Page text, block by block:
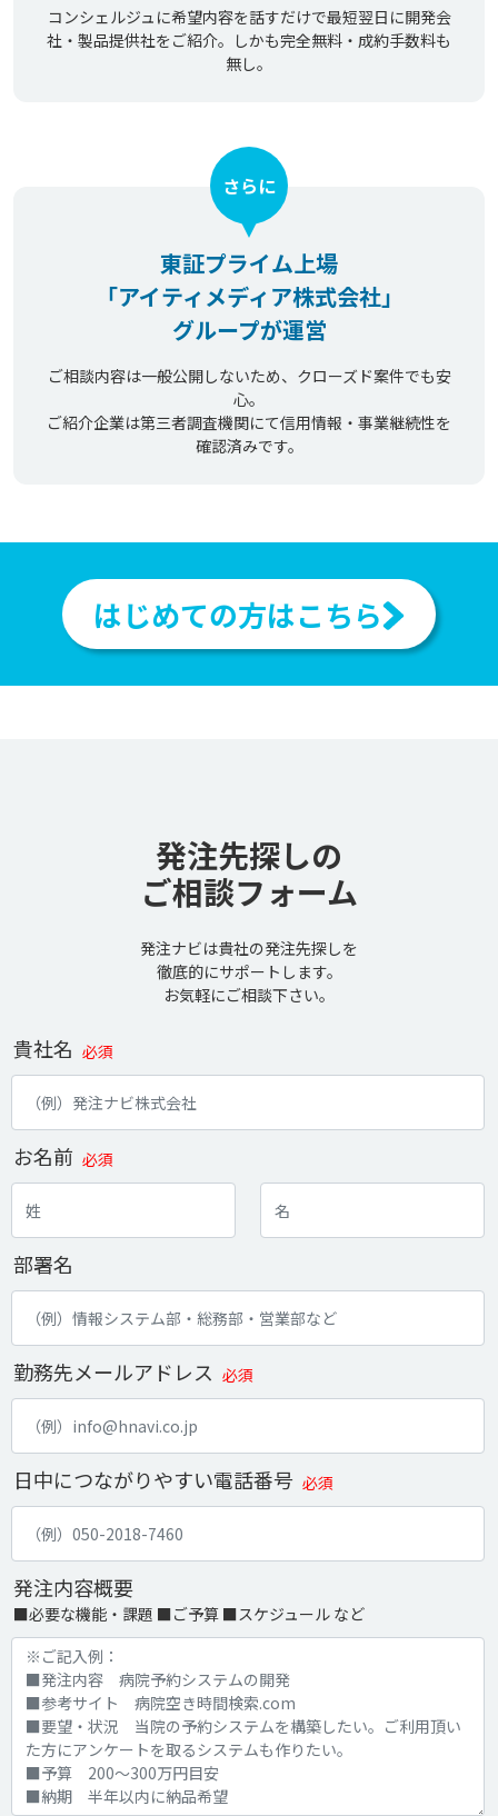
コンシェルジュに希望内容を話すだけで最短翌日に開発会
社・製品提供社をご紹介。しかも完全無料・成約手数料も
無し。
東証プライム上場
「アイティメディア株式会社」
グループが運営
さらに
ご相談内容は一般公開しないため、クローズド案件でも安
心。
ご紹介企業は第三者調査機関にて信用情報・事業継続性を
確認済みです。
はじめての方はこちら
発注先探しの
ご相談フォーム
発注ナビは貴社の発注先探しを
徹底的にサポートします。
お気軽にご相談下さい。
貴社名 必須
お名前 必須
部署名
勤務先メールアドレス 必須
日中につながりやすい電話番号 必須
発注内容概要
■必要な機能・課題 ■ご予算 ■スケジュール など